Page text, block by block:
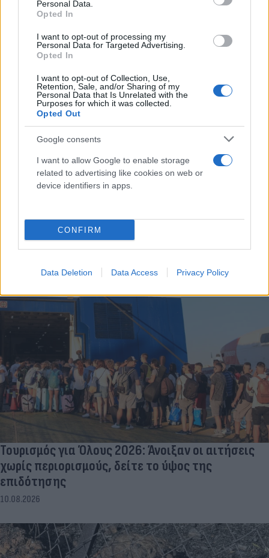
Personal Data.
Opted In
I want to opt-out of processing my
Personal Data for Targeted Advertising.
Opted In
I want to opt-out of Collection, Use,
Retention, Sale, and/or Sharing of my
Personal Data that Is Unrelated with the
Purposes for which it was collected.
Opted Out
Google consents
I want to allow Google to enable storage
related to advertising like cookies on web or
device identifiers in apps.
CONFIRM
Data Deletion Data Access Privacy Policy
«σήματα ζωής» σε IP στην Κίνα
10.08.2026
ΑΝΤΑΠΟΚΡΙΣΗ ΗΠΑ
ΔΗΜΉΤΡΗΣ ΣΟΥΛΤΟΓΙΆΝΝΗΣ
Οι ΗΠΑ βρίσκονται σε «ημι-διαπραγμάτευση» με
το Ιράν: Ο γρίφος Τραμπ και οι απαιτήσεις της
Τεχεράνης
Τουρισμός για Όλους 2026: Άνοιξαν οι αιτήσεις
χωρίς περιορισμούς, δείτε το ύψος της
επιδότησης
10.08.2026